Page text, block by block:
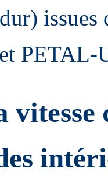
issues
PETAL-
vitesse